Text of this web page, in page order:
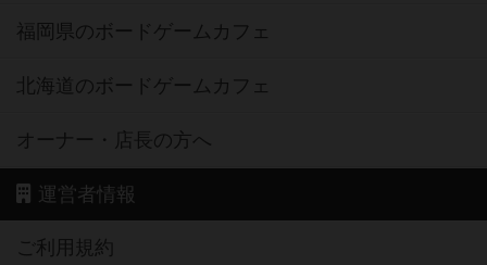
福岡県のボードゲームカフェ
北海道のボードゲームカフェ
オーナー・店長の方へ
運営者情報
ご利用規約